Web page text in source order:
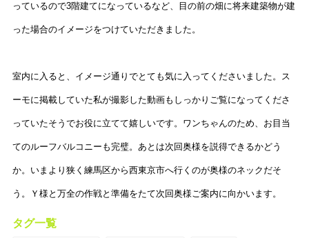
っているので3階建てになっているなど、目の前の畑に将来建築物が建
った場合のイメージをつけていただきました。
室内に入ると、イメージ通りでとても気に入ってくださいました。ス
ーモに掲載していた私が撮影した動画もしっかりご覧になってくださ
っていたそうでお役に立てて嬉しいです。ワンちゃんのため、お目当
てのルーフバルコニーも完璧。あとは次回奥様を説得できるかどう
か。いまより狭く練馬区から西東京市へ行くのが奥様のネックだそ
う。Ｙ様と万全の作戦と準備をたて次回奥様ご案内に向かいます。
タグ一覧